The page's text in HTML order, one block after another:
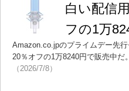
白い配信
フの1万
Amazon.co.jpのプライムデー先
20％オフの1万8240円で販売中
（2026/7/8）